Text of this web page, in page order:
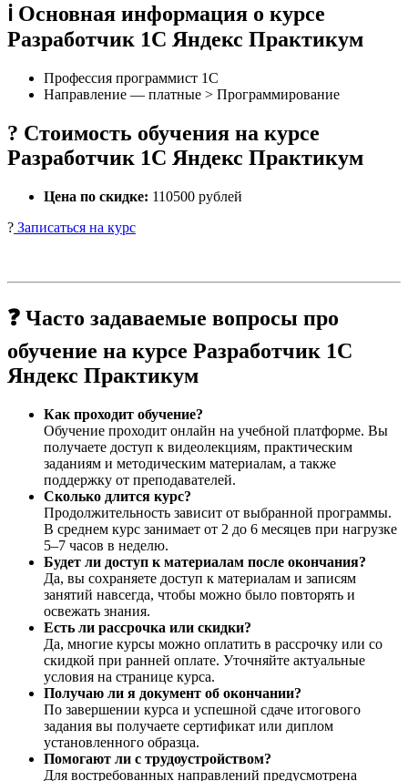
ℹ️ Основная информация о курсе
Разработчик 1С Яндекс Практикум
Профессия программист 1С
Направление — платные > Программирование
? Стоимость обучения на курсе
Разработчик 1С Яндекс Практикум
Цена по скидке: 110500 рублей
? Записаться на курс
❓ Часто задаваемые вопросы про
обучение на курсе Разработчик 1С
Яндекс Практикум
Как проходит обучение?
Обучение проходит онлайн на учебной платформе. Вы
получаете доступ к видеолекциям, практическим
заданиям и методическим материалам, а также
поддержку от преподавателей.
Сколько длится курс?
Продолжительность зависит от выбранной программы.
В среднем курс занимает от 2 до 6 месяцев при нагрузке
5–7 часов в неделю.
Будет ли доступ к материалам после окончания?
Да, вы сохраняете доступ к материалам и записям
занятий навсегда, чтобы можно было повторять и
освежать знания.
Есть ли рассрочка или скидки?
Да, многие курсы можно оплатить в рассрочку или со
скидкой при ранней оплате. Уточняйте актуальные
условия на странице курса.
Получаю ли я документ об окончании?
По завершении курса и успешной сдаче итогового
задания вы получаете сертификат или диплом
установленного образца.
Помогают ли с трудоустройством?
Для востребованных направлений предусмотрена